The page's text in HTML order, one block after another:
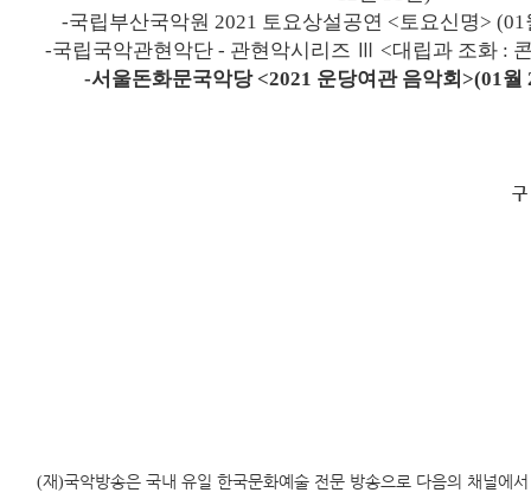
-국립부산국악원 2021 토요상설공연 < 토요신명> (01
-국립국악관현악단- 관현악시리즈 Ⅲ <대립과 조화 :
-서울돈화문국악당<2021 운당여관 음악회 >(01 월
(재)국악방송은 국내 유일 한국문화예술 전문 방송으로 다음의 채널에